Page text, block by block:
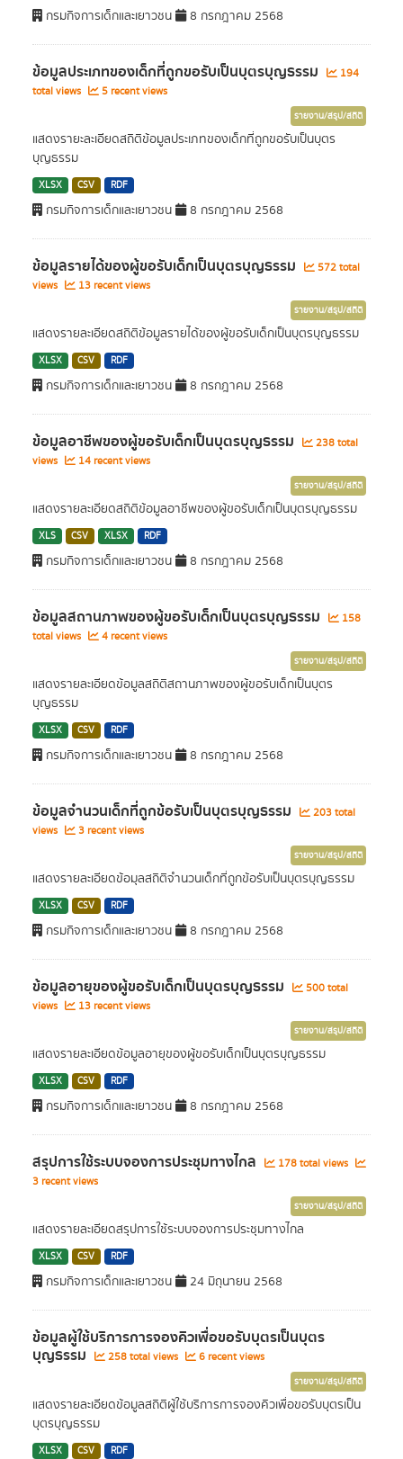
กรมกิจการเด็กและเยาวชน 8 กรกฎาคม 2568
ข้อมูลประเภทของเด็กที่ถูกขอรับเป็นบุตรบุญธรรม
194
total views
5 recent views
รายงาน/สรุป/สถิติ
แสดงรายะละเอียดสถิติข้อมูลประเภทของเด็กที่ถูกขอรับเป็นบุตร
บุญธรรม
XLSX CSV RDF
กรมกิจการเด็กและเยาวชน 8 กรกฎาคม 2568
ข้อมูลรายได้ของผู้ขอรับเด็กเป็นบุตรบุญธรรม
572 total
views
13 recent views
รายงาน/สรุป/สถิติ
แสดงรายละเอียดสถิติข้อมูลรายได้ของผู้ขอรับเด็กเป็นบุตรบุญธรรม
XLSX CSV RDF
กรมกิจการเด็กและเยาวชน 8 กรกฎาคม 2568
ข้อมูลอาชีพของผู้ขอรับเด็กเป็นบุตรบุญธรรม
238 total
views
14 recent views
รายงาน/สรุป/สถิติ
แสดงรายละเอียดสถิติข้อมูลอาชีพของผู้ขอรับเด็กเป็นบุตรบุญธรรม
XLS CSV XLSX RDF
กรมกิจการเด็กและเยาวชน 8 กรกฎาคม 2568
ข้อมูลสถานภาพของผู้ขอรับเด็กเป็นบุตรบุญธรรม
158
total views
4 recent views
รายงาน/สรุป/สถิติ
แสดงรายละเอียดข้อมูลสถิติสถานภาพของผู้ขอรับเด็กเป็นบุตร
บุญธรรม
XLSX CSV RDF
กรมกิจการเด็กและเยาวชน 8 กรกฎาคม 2568
ข้อมูลจำนวนเด็กที่ถูกข้อรับเป็นบุตรบุญธรรม
203 total
views
3 recent views
รายงาน/สรุป/สถิติ
แสดงรายละเอียดข้อมุลสถิติจำนวนเด็กที่ถูกข้อรับเป็นบุตรบุญธรรม
XLSX CSV RDF
กรมกิจการเด็กและเยาวชน 8 กรกฎาคม 2568
ข้อมูลอายุของผู้ขอรับเด็กเป็นบุตรบุญธรรม
500 total
views
13 recent views
รายงาน/สรุป/สถิติ
แสดงรายละเอียดข้อมูลอายุของผู้ขอรับเด็กเป็นบุตรบุญธรรม
XLSX CSV RDF
กรมกิจการเด็กและเยาวชน 8 กรกฎาคม 2568
สรุปการใช้ระบบจองการประชุมทางไกล
178 total views
3 recent views
รายงาน/สรุป/สถิติ
แสดงรายละเอียดสรุปการใช้ระบบจองการประชุมทางไกล
XLSX CSV RDF
กรมกิจการเด็กและเยาวชน 24 มิถุนายน 2568
ข้อมูลผู้ใช้บริการการจองคิวเพื่อขอรับบุตรเป็นบุตร
บุญธรรม 258 total views 6 recent views
รายงาน/สรุป/สถิติ
แสดงรายละเอียดข้อมูลสถิติผู้ใช้บริการการจองคิวเพื่อขอรับบุตรเป็น
บุตรบุญธรรม
XLSX CSV RDF